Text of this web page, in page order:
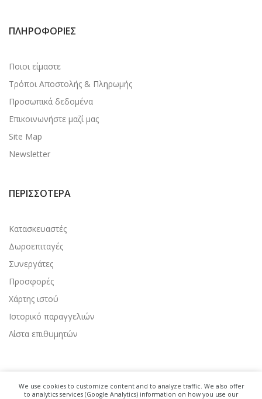
We use cookies to customize content and to analyze traffic. We also offer
to analytics services (Google Analytics) information on how you use our
ΠΛΗΡΟΦΟΡΊΕΣ
Ποιοι είμαστε
Τρόποι Αποστολής & Πληρωμής
Προσωπικά δεδομένα
Επικοινωνήστε μαζί μας
Site Map
Newsletter
ΠΕΡΙΣΣΌΤΕΡΑ
Κατασκευαστές
Δωροεπιταγές
Συνεργάτες
Προσφορές
Χάρτης ιστού
Ιστορικό παραγγελιών
Λίστα επιθυμητών